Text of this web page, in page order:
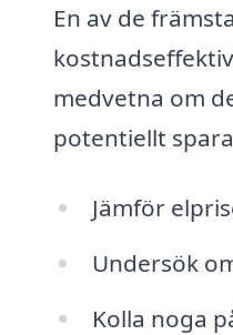
En av de
medvetna om
potentiellt
Jämför
Undersök
Kolla noga